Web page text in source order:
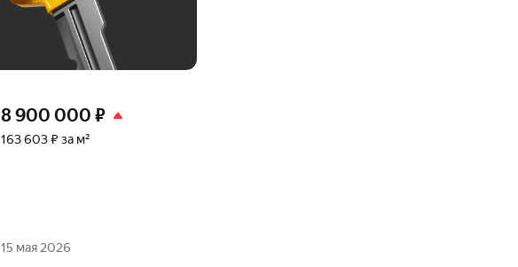
8 900 000 ₽
163 603 ₽ за м²
15 мая 2026